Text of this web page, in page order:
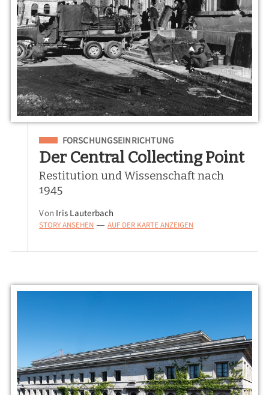
Eingeordnet unter
FORSCHUNGSEINRICHTUNG
Der Central Collecting Point
Restitution und Wissenschaft nach
1945
Von Iris Lauterbach
STORY ANSEHEN — AUF DER KARTE ANZEIGEN